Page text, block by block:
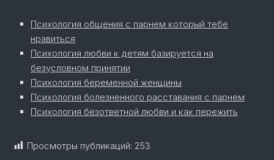
Психология общения с парнем который тебе
нравиться
Психология любви к детям базируется на
безусловном принятии
Психология беременной женщины
Психология болезненного расставания с парнем
Психология безответной любви и как пережить
Просмотры публикаций: 253